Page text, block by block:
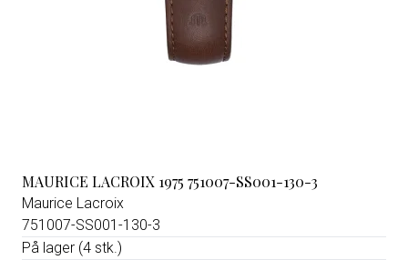
MAURICE LACROIX 1975 751007-SS001-130-3
Maurice Lacroix
751007-SS001-130-3
På lager (4 stk.)